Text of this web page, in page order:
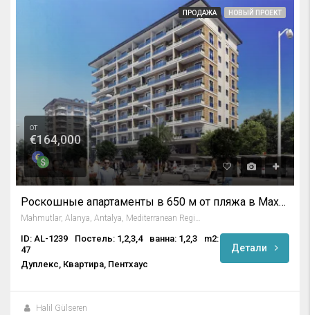
ПРОДАЖА НОВЫЙ ПРОЕКТ
от
€164,000
Роскошные апартаменты в 650 м от пляжа в Махмутларе, Алания
ID: AL-1239 Постель: 1,2,3,4 ванна: 1,2,3
m2:
47
Дуплекс, Квартира, Пентхаус
Детали
Halil Gülseren